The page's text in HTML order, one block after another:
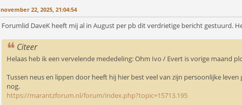
november 22, 2025, 21:04:54
Forumlid DaveK heeft mij al in August per pb dit verdrietige bericht gestuurd.
Citeer
Helaas heb ik een vervelende mededeling: Ohm Ivo / Evert is vorige maand
Tussen neus en lippen door heeft hij hier best veel van zijn persoonlijke
nog.
https://marantzforum.nl/forum/index.php?topic=15713.195